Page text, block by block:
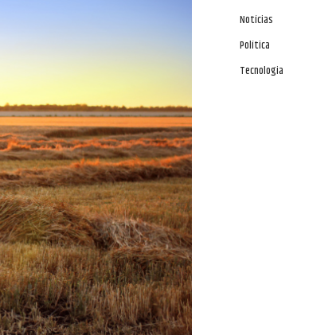
Notícias
Política
Tecnologia